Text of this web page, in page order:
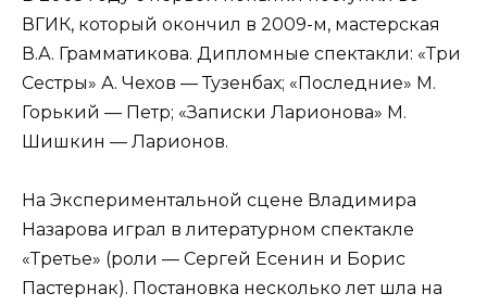
ВГИК, который окончил в 2009-м, мастерская
В.А. Грамматикова. Дипломные спектакли: «Три
Сестры» А. Чехов — Тузенбах; «Последние» М.
Горький — Петр; «Записки Ларионова» М.
Шишкин — Ларионов.
На Экспериментальной сцене Владимира
Назарова играл в литературном спектакле
«Третье» (роли — Сергей Есенин и Борис
Пастернак). Постановка несколько лет шла на